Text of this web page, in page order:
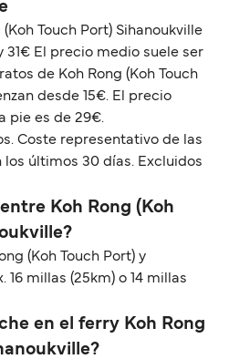
Touch Port) Sihanoukville
31€ El precio medio suele ser
de Koh Rong (Koh Touch
desde 15€. El precio
pie es de 29€.
Coste representativo de las
los últimos 30 días. Excluidos
Koh Rong (Koh
(Koh Touch Port) y
16 millas (25km) o 14 millas
en el ferry Koh Rong